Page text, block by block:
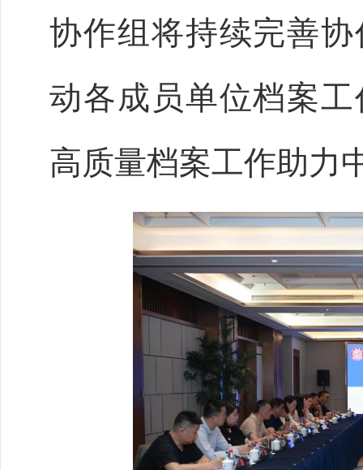
协作组将持续完善
动各成员单位档案
高质量档案工作助力